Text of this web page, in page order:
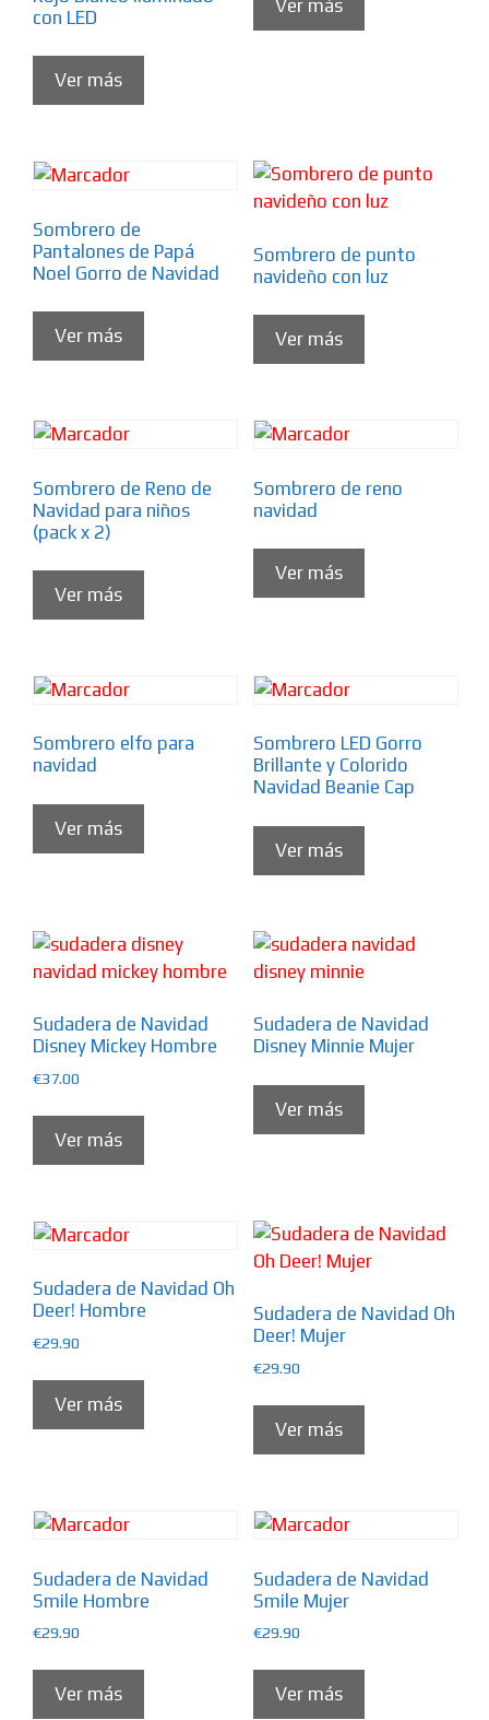
con LED
Ver más
Ver más
Sombrero de
Pantalones de Papá
Noel Gorro de Navidad
Ver más
Sombrero de punto
navideño con luz
Ver más
Sombrero de Reno de
Navidad para niños
(pack x 2)
Ver más
Sombrero de reno
navidad
Ver más
Sombrero elfo para
navidad
Ver más
Sombrero LED Gorro
Brillante y Colorido
Navidad Beanie Cap
Ver más
Sudadera de Navidad
Disney Mickey Hombre
€37.00
Ver más
Sudadera de Navidad
Disney Minnie Mujer
Ver más
Sudadera de Navidad Oh
Deer! Hombre
€29.90
Ver más
Sudadera de Navidad Oh
Deer! Mujer
€29.90
Ver más
Sudadera de Navidad
Smile Hombre
€29.90
Ver más
Sudadera de Navidad
Smile Mujer
€29.90
Ver más